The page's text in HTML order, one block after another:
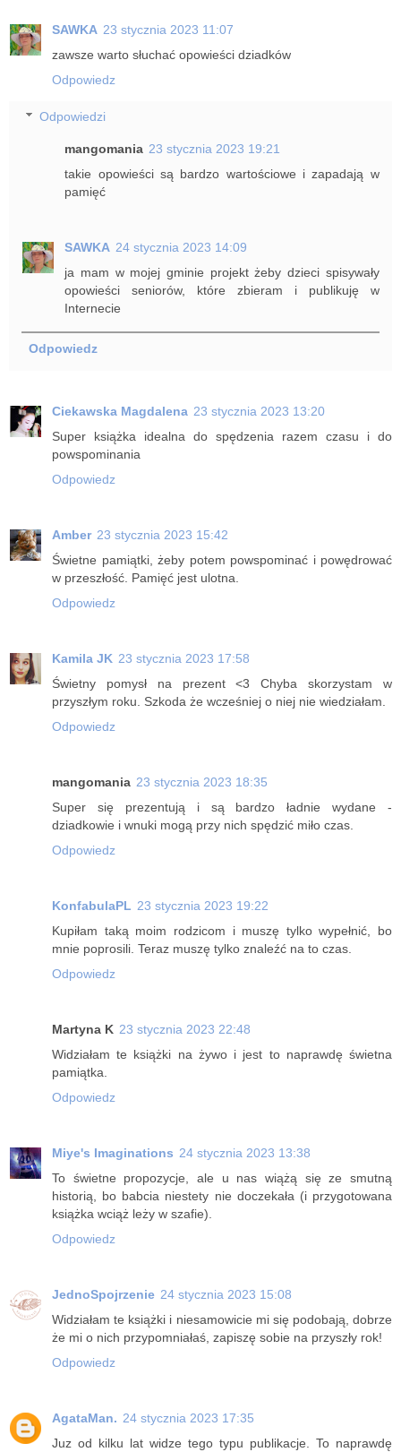
SAWKA 23 stycznia 2023 11:07
zawsze warto słuchać opowieści dziadków
Odpowiedz
Odpowiedzi
mangomania 23 stycznia 2023 19:21
takie opowieści są bardzo wartościowe i zapadają w
pamięć
SAWKA 24 stycznia 2023 14:09
ja mam w mojej gminie projekt żeby dzieci spisywały
opowieści seniorów, które zbieram i publikuję w
Internecie
Odpowiedz
Ciekawska Magdalena 23 stycznia 2023 13:20
Super książka idealna do spędzenia razem czasu i do
powspominania
Odpowiedz
Amber 23 stycznia 2023 15:42
Świetne pamiątki, żeby potem powspominać i powędrować
w przeszłość. Pamięć jest ulotna.
Odpowiedz
Kamila JK 23 stycznia 2023 17:58
Świetny pomysł na prezent <3 Chyba skorzystam w
przyszłym roku. Szkoda że wcześniej o niej nie wiedziałam.
Odpowiedz
mangomania 23 stycznia 2023 18:35
Super się prezentują i są bardzo ładnie wydane -
dziadkowie i wnuki mogą przy nich spędzić miło czas.
Odpowiedz
KonfabulaPL 23 stycznia 2023 19:22
Kupiłam taką moim rodzicom i muszę tylko wypełnić, bo
mnie poprosili. Teraz muszę tylko znaleźć na to czas.
Odpowiedz
Martyna K 23 stycznia 2023 22:48
Widziałam te książki na żywo i jest to naprawdę świetna
pamiątka.
Odpowiedz
Miye's Imaginations 24 stycznia 2023 13:38
To świetne propozycje, ale u nas wiążą się ze smutną
historią, bo babcia niestety nie doczekała (i przygotowana
książka wciąż leży w szafie).
Odpowiedz
JednoSpojrzenie 24 stycznia 2023 15:08
Widziałam te książki i niesamowicie mi się podobają, dobrze
że mi o nich przypomniałaś, zapiszę sobie na przyszły rok!
Odpowiedz
AgataMan. 24 stycznia 2023 17:35
Juz od kilku lat widze tego typu publikacje. To naprawdę